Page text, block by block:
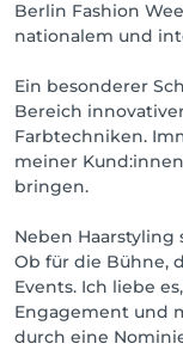
Berlin Fashion
nationalem und
Ein besonderer
Bereich
Farbtechniken.
meiner
bringen.
Neben Haarstyling
Ob für die Bühne,
Events. Ich liebe
Engagement und
durch eine